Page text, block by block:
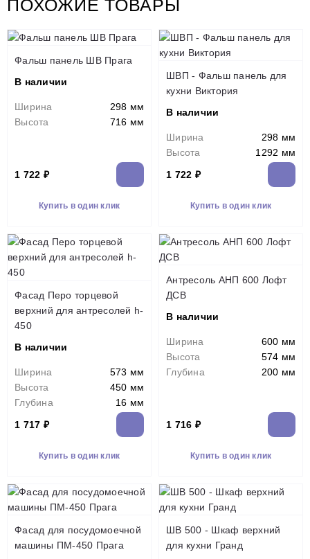
ПОХОЖИЕ ТОВАРЫ
Фальш панель ШВ Прага
В наличии
Ширина
298 мм
Высота
716 мм
1 722 ₽
Купить в один клик
ШВП - Фальш панель для
кухни Виктория
В наличии
Ширина
298 мм
Высота
1292 мм
1 722 ₽
Купить в один клик
Фасад Перо торцевой
верхний для антресолей h-
450
В наличии
Ширина
573 мм
Высота
450 мм
Глубина
16 мм
1 717 ₽
Купить в один клик
Антресоль АНП 600 Лофт
ДСВ
В наличии
Ширина
600 мм
Высота
574 мм
Глубина
200 мм
1 716 ₽
Купить в один клик
Фасад для посудомоечной
машины ПМ-450 Прага
ШВ 500 - Шкаф верхний
для кухни Гранд